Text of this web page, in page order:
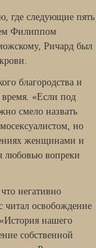
где следующие пять
Филиппом
Ричард был
благородства и
«Если под
смело назвать
но
женщинами и
любовью вопреки
негативно
читал освобождение
нашего
собственной